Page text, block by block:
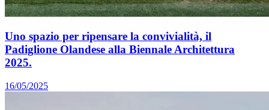
Uno spazio per ripensare la convivialità, il
Padiglione Olandese alla Biennale Architettura
2025.
16/05/2025